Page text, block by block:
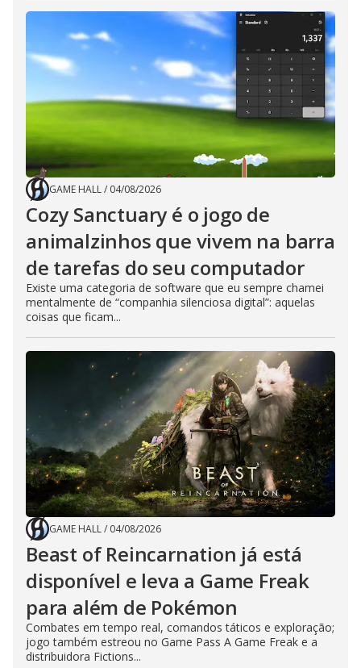
GAME HALL/ 04/08/2026
Cozy Sanctuary é o jogo de
animalzinhos que vivem na barra
de tarefas do seu computador
Existe uma categoria de software que eu sempre chamei
mentalmente de “companhia silenciosa digital”: aquelas
coisas que ficam...
GAME HALL/ 04/08/2026
Beast of Reincarnation já está
disponível e leva a Game Freak
para além de Pokémon
Combates em tempo real, comandos táticos e exploração;
jogo também estreou no Game Pass A Game Freak e a
distribuidora Fictions...